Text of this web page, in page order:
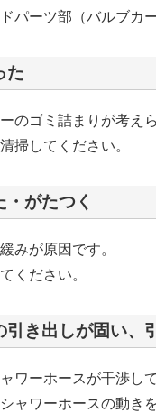
パーツ部（バルブカ
た
のゴミ詰まりが考えら
掃してください。
がたつく
みが原因です。
ください。
引き出しが固い、
ワーホースが干渉し
ャワーホースの動き